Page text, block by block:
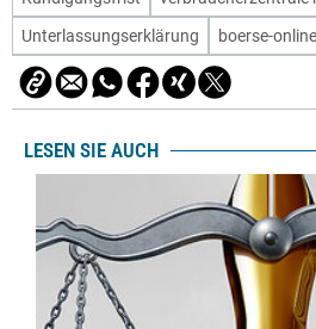
Unterlassungserklärung
boerse-
LESEN SIE AUCH